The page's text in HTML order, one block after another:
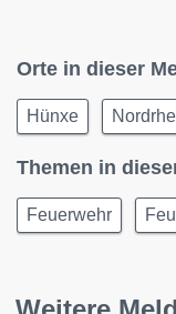
Orte in dieser
Hünxe
Themen in
Feuerwehr